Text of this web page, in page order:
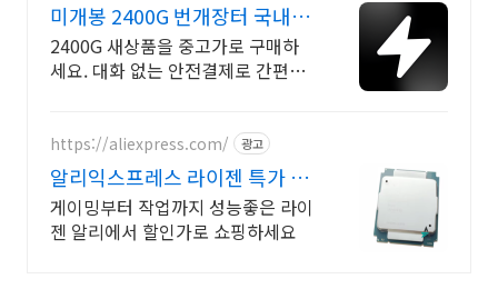
미개봉 2400G 번개장터 국내 최
대 브랜드 중고거래
2400G 새상품을 중고가로 구매하
세요. 대화 없는 안전결제로 간편하
상품 업로드
https://aliexpress.com/ 광고
알리익스프레스 라이젠 특가 내
맘에 쏙드는 오늘의 특가
게이밍부터 작업까지 성능좋은 라이
젠 알리에서 할인가로 쇼핑하세요